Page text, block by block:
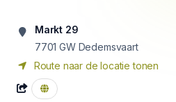
Markt 29
7701 GW Dedemsvaart
Route naar de locatie tonen